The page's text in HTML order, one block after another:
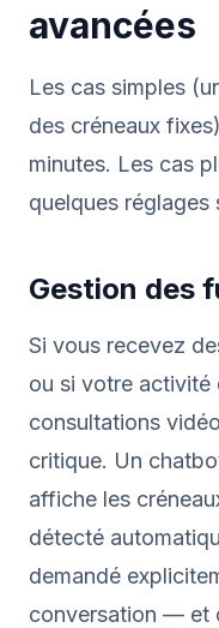
avancées
Les cas simples
des créneaux
minutes. Les cas
quelques réglages
Gestion des
Si vous recevez
ou si votre activité
consultations
critique. Un
affiche les
détecté
demandé
conversation — et